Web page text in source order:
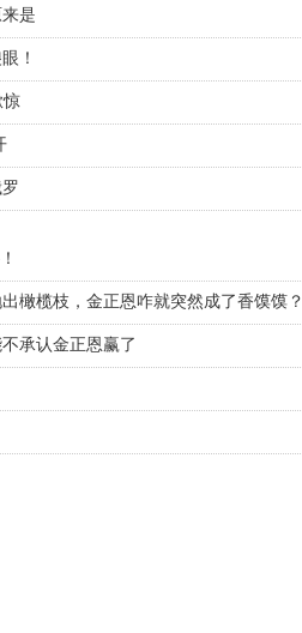
是
！
惊
橄榄枝，金正恩咋就突然成了香馍馍？
承认金正恩赢了